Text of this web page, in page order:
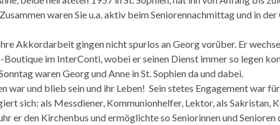
waren Sie u.a. aktiv beim Seniorennachmittag und in
Akkordarbeit gingen nicht spurlos an Georg vorüber. Er
im InterConti, wobei er seinen Dienst immer so legen
waren Georg und Anne in St. Sophien da und dabei.
war und blieb sein und ihr Leben! Sein stetes Engagement war
sich: als Messdiener, Kommunionhelfer, Lektor, als
er den Kirchenbus und ermöglichte so Seniorinnen und